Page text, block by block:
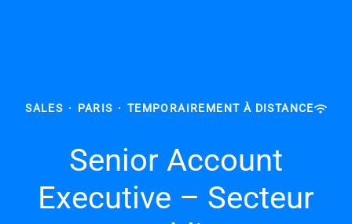
SALES · PARIS · TEMPORAIREMENT À DISTANCE
Senior Account
Executive – Secteur